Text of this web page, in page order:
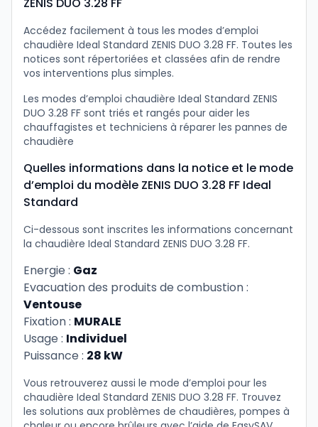
Accédez facilement à tous les modes d’emploi
chaudière Ideal Standard ZENIS DUO 3.28 FF. Toutes les
notices sont répertoriées et classées afin de rendre
vos interventions plus simples.
Les modes d’emploi chaudière Ideal Standard ZENIS
DUO 3.28 FF sont triés et rangés pour aider les
chauffagistes et techniciens à réparer les pannes de
chaudière
Quelles informations dans la notice et le mode
d’emploi du modèle ZENIS DUO 3.28 FF Ideal
Standard
Ci-dessous sont inscrites les informations concernant
la chaudière Ideal Standard ZENIS DUO 3.28 FF.
Energie : Gaz
Evacuation des produits de combustion :
Ventouse
Fixation : MURALE
Usage : Individuel
Puissance : 28 kW
Vous retrouverez aussi le mode d’emploi pour les
chaudière Ideal Standard ZENIS DUO 3.28 FF. Trouvez
les solutions aux problèmes de chaudières, pompes à